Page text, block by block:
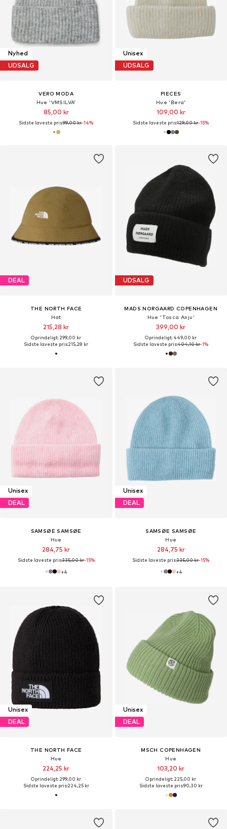
Nyhed
UDSALG
VERO MODA
Hue 'VMSILVA'
85,00 kr
Sidste laveste pris:99,00 kr-14%
Unisex
UDSALG
PIECES
Hue 'Bera'
109,00 kr
Sidste laveste pris:129,00 kr-15%
DEAL
THE NORTH FACE
Hat
215,28 kr
Oprindeligt: 299,00 kr
Sidste laveste pris:215,28 kr
UDSALG
MADS NORGAARD COPENHAGEN
Hue 'Tosca Anju'
399,00 kr
Oprindeligt: 449,00 kr
Sidste laveste pris:404,10 kr-1%
Unisex
DEAL
SAMSØE SAMSØE
Hue
284,75 kr
Sidste laveste pris:335,00 kr-15%
+4
Unisex
DEAL
SAMSØE SAMSØE
Hue
284,75 kr
Sidste laveste pris:335,00 kr-15%
+4
Unisex
DEAL
THE NORTH FACE
Hue
224,25 kr
Oprindeligt: 299,00 kr
Sidste laveste pris:224,25 kr
Unisex
DEAL
MSCH COPENHAGEN
Hue
103,20 kr
Oprindeligt: 225,00 kr
Sidste laveste pris:90,30 kr